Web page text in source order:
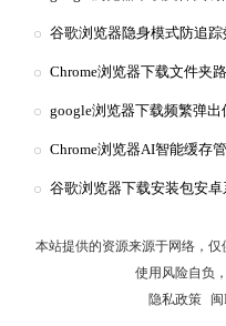
谷歌浏览器隐身模式防追
Chrome浏览器下载文件夹
Chrome浏览器AI智能缓存
本站提供的资源来源于网络，仅
使用风险自负
隐私政策